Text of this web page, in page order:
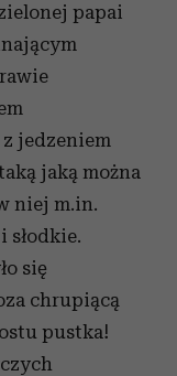
papai
jedzeniem
jaką można
niej m.in.
słodkie.
się
chrupiącą
pustka!